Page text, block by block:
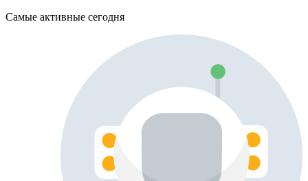
Самые активные сегодня